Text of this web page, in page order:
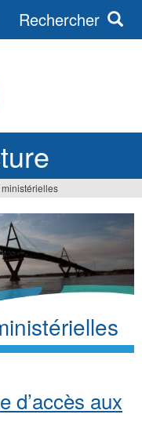
Rechercher
d’accès aux